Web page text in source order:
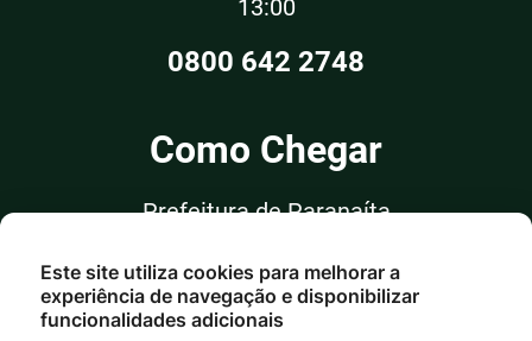
13:00
0800 642 2748
Como Chegar
Prefeitura de Paranaíta
Rua Alceu Rossi, nº 351, Sala 03
Centro - Paranaíta/MT
Este site utiliza cookies para melhorar a
experiência de navegação e disponibilizar
funcionalidades adicionais